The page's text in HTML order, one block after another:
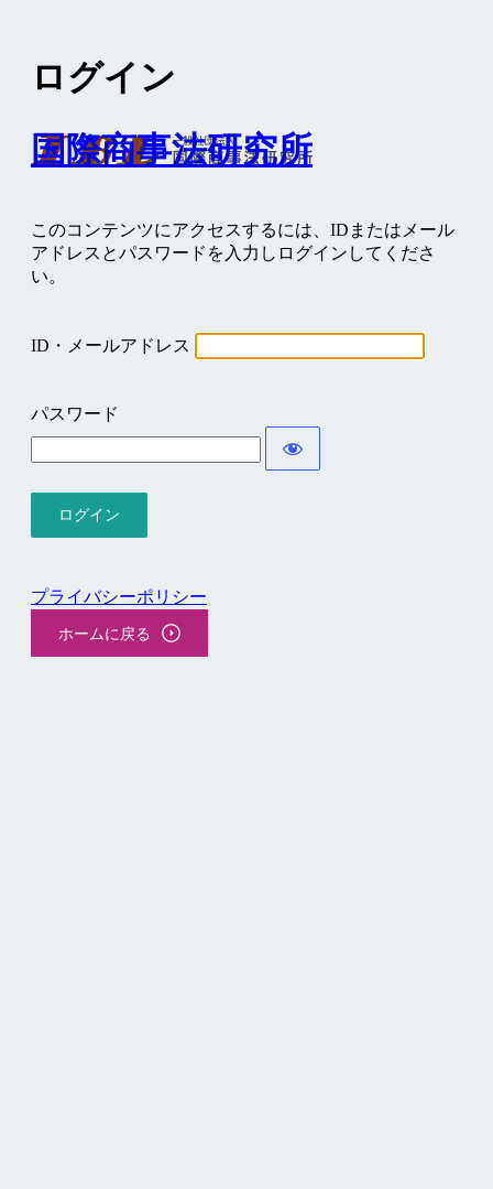
ログイン
国際商事法研究所
このコンテンツにアクセスするには、IDまたはメール
アドレスとパスワードを入力しログインしてくださ
い。
ID・メールアドレス
パスワード
プライバシーポリシー
ホームに戻る